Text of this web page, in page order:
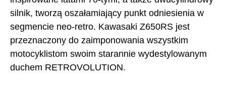
silnik, tworzą oszałamiający punkt odniesienia w
segmencie neo-retro. Kawasaki Z650RS jest
przeznaczony do zaimponowania wszystkim
motocyklistom swoim starannie wydestylowanym
duchem RETROVOLUTION.